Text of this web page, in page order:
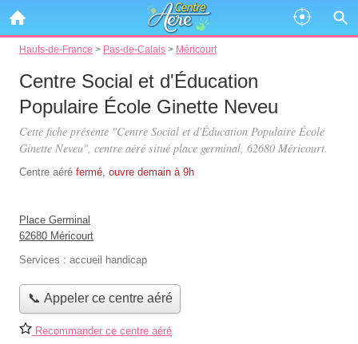
Hauts-de-France > Pas-de-Calais > Méricourt
Centre Social et d'Éducation
Populaire École Ginette Neveu
Cette fiche présente "Centre Social et d'Éducation Populaire École
Ginette Neveu", centre aéré situé place germinal, 62680 Méricourt.
Centre aéré fermé, ouvre demain à 9h
Place Germinal
62680 Méricourt
Services : accueil handicap
📞 Appeler ce centre aéré
Recommander ce centre aéré